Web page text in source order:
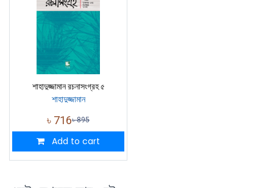
শাহাদুজ্জামান রচনাসংগ্রহ ৫
শাহাদুজ্জামান
৳ 716৳895
Add to cart